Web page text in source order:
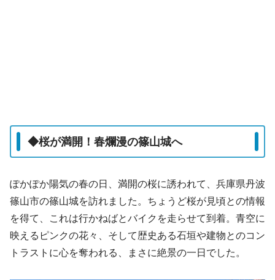
◆桜が満開！春爛漫の篠山城へ
ぽかぽか陽気の春の日、満開の桜に誘われて、兵庫県丹波
篠山市の篠山城を訪れました。ちょうど桜が見頃との情報
を得て、これは行かねばとバイクを走らせて到着。青空に
映えるピンクの花々、そして歴史ある石垣や建物とのコン
トラストに心を奪われる、まさに絶景の一日でした。